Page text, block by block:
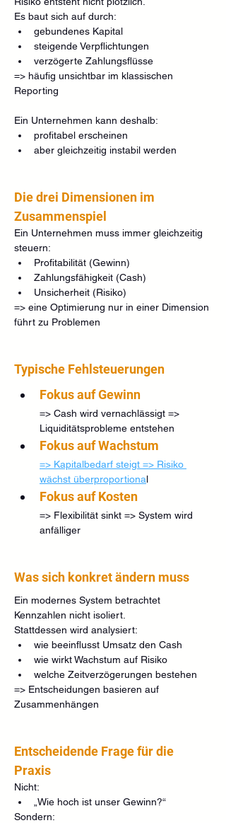
Es baut sich auf durch:
gebundenes Kapital
steigende Verpflichtungen
verzögerte Zahlungsflüsse
=> häufig unsichtbar im klassischen
Reporting
Ein Unternehmen kann deshalb:
profitabel erscheinen
aber gleichzeitig instabil werden
Die drei Dimensionen im
Zusammenspiel
Ein Unternehmen muss immer gleichzeitig
steuern:
Profitabilität (Gewinn)
Zahlungsfähigkeit (Cash)
Unsicherheit (Risiko)
=> eine Optimierung nur in einer Dimension
führt zu Problemen
Typische Fehlsteuerungen
Fokus auf Gewinn
=> Cash wird vernachlässigt =>
Liquiditätsprobleme entstehen
Fokus auf Wachstum
=> Kapitalbedarf steigt => Risiko
wächst überproportional
Fokus auf Kosten
=> Flexibilität sinkt => System wird
anfälliger
Was sich konkret ändern muss
Ein modernes System betrachtet
Kennzahlen nicht isoliert.
Stattdessen wird analysiert:
wie beeinflusst Umsatz den Cash
wie wirkt Wachstum auf Risiko
welche Zeitverzögerungen bestehen
=> Entscheidungen basieren auf
Zusammenhängen
Entscheidende Frage für die
Praxis
Nicht:
„Wie hoch ist unser Gewinn?“
Sondern: